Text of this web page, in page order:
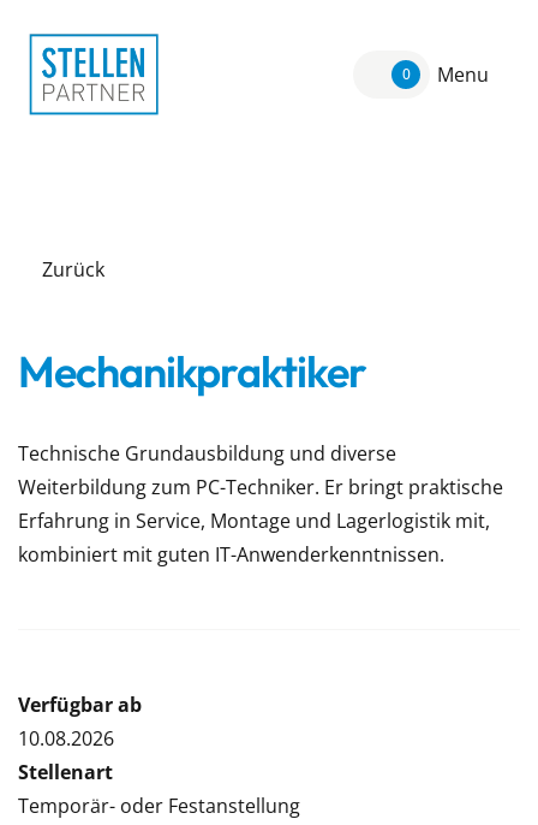
0 Menu
Zurück
Mechanikpraktiker
Technische Grundausbildung und diverse
Weiterbildung zum PC-Techniker. Er bringt praktische
Erfahrung in Service, Montage und Lagerlogistik mit,
kombiniert mit guten IT-Anwenderkenntnissen.
Verfügbar ab
10.08.2026
Stellenart
Temporär- oder Festanstellung